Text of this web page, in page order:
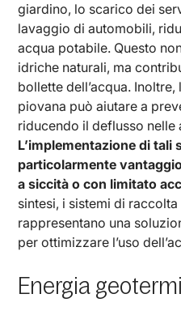
giardino, lo scarico dei
lavaggio di automobili,
acqua potabile. Questo
idriche naturali, ma
bollette dell’acqua. Inoltre,
piovana può aiutare a
riducendo il deflusso nelle
L’implementazione di tali
particolarmente
a siccità o con limitato
sintesi, i sistemi di raccolta
rappresentano una
per ottimizzare l’uso
Energia